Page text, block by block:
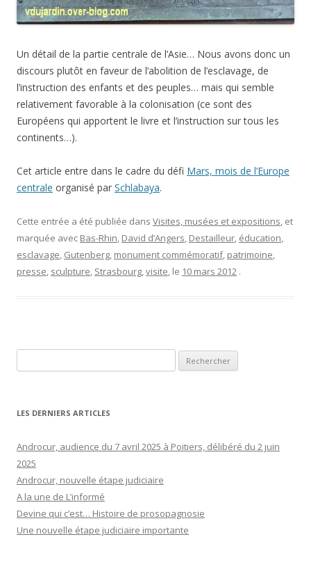
Un détail de la partie centrale de l’Asie… Nous avons donc un
discours plutôt en faveur de l’abolition de l’esclavage, de
l’instruction des enfants et des peuples… mais qui semble
relativement favorable à la colonisation (ce sont des
Européens qui apportent le livre et l’instruction sur tous les
continents…).
Cet article entre dans le cadre du défi Mars, mois de l’Europe
centrale organisé par Schlabaya.
Cette entrée a été publiée dans Visites, musées et expositions, et
marquée avec Bas-Rhin, David d’Angers, Destailleur, éducation,
esclavage, Gutenberg, monument commémoratif, patrimoine,
presse, sculpture, Strasbourg,visite, le 10 mars 2012 .
LES DERNIERS ARTICLES
Androcur, audience du 7 avril 2025 à Poitiers, délibéré du 2 juin
2025
Androcur, nouvelle étape judiciaire
A la une de L’informé
Devine qui c’est… Histoire de prosopagnosie
Une nouvelle étape judiciaire importante